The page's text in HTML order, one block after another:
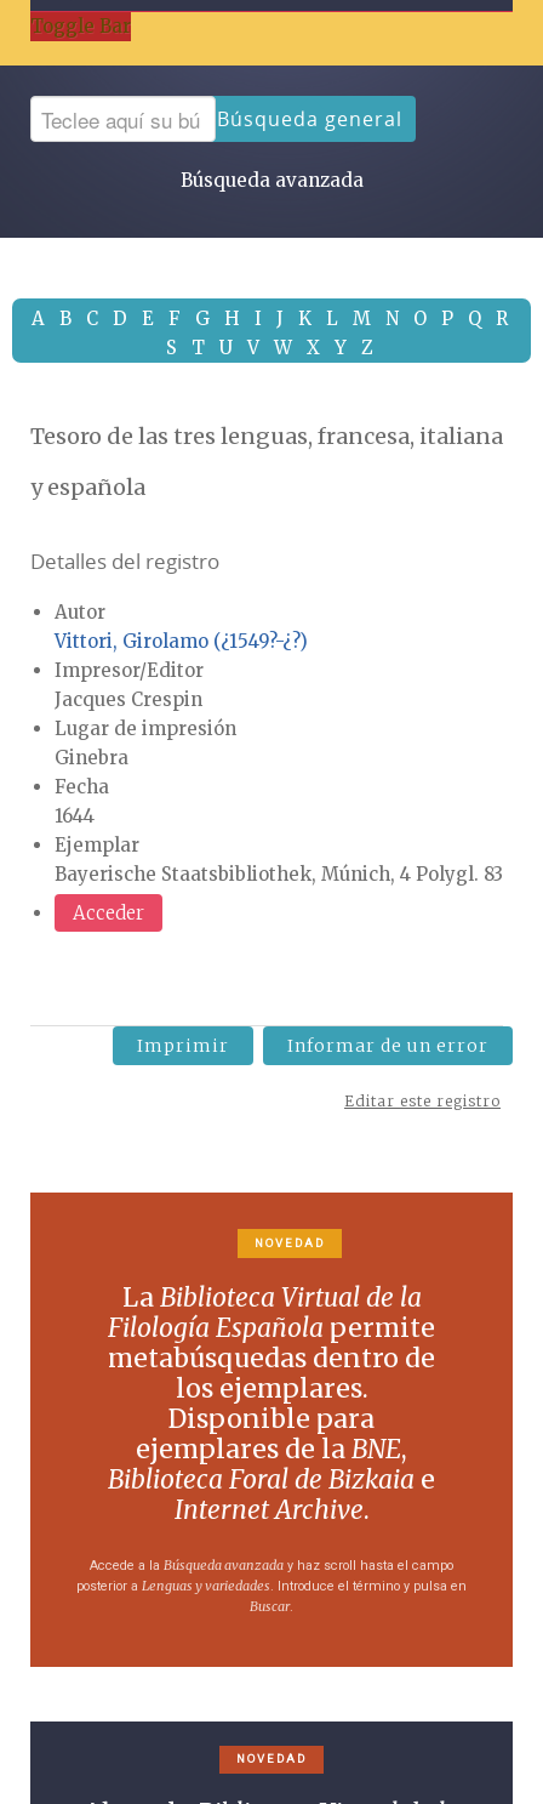
Toggle Bar
Búsqueda general
Búsqueda avanzada
A B C D E F G H I J K L M N O P Q
R
S
T U V W X Y Z
Tesoro de las tres lenguas, francesa, italiana
y española
Detalles del registro
Autor
Vittori, Girolamo (¿1549?-¿?)
Impresor/Editor
Jacques Crespin
Lugar de impresión
Ginebra
Fecha
1644
Ejemplar
Bayerische Staatsbibliothek, Múnich, 4 Polygl. 83
Acceder
Imprimir Informar de un error
Editar este registro
NOVEDAD
LaBiblioteca Virtual de la
Filología Española permite
metabúsquedas dentro de
los ejemplares.
Disponible para
ejemplares de laBNE,
Biblioteca Foral de Bizkaia e
Internet Archive.
Accede a la Búsqueda avanzada y haz scroll hasta el campo
posterior a Lenguas y variedades . Introduce el término y pulsa en
Buscar.
NOVEDAD